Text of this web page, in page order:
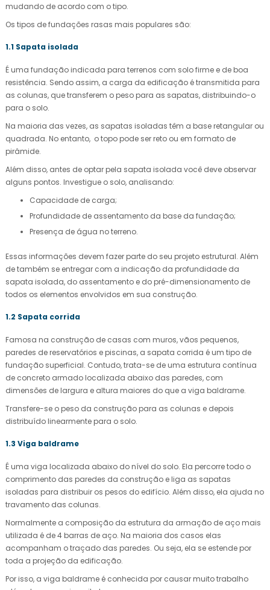
mudando de acordo com o tipo.
Os tipos de fundações rasas mais populares são:
1.1 Sapata isolada
É uma fundação indicada para terrenos com solo firme e de boa
resistência. Sendo assim, a carga da edificação é transmitida para
as colunas, que transferem o peso para as sapatas, distribuindo-o
para o solo.
Na maioria das vezes, as sapatas isoladas têm a base retangular ou
quadrada. No entanto, o topo pode ser reto ou em formato de
pirâmide.
Além disso, antes de optar pela sapata isolada você deve observar
alguns pontos. Investigue o solo, analisando:
Capacidade de carga;
Profundidade de assentamento da base da fundação;
Presença de água no terreno.
Essas informações devem fazer parte do seu projeto estrutural. Além
de também se entregar com a indicação da profundidade da
sapata isolada, do assentamento e do pré-dimensionamento de
todos os elementos envolvidos em sua construção.
1.2 Sapata corrida
Famosa na construção de casas com muros, vãos pequenos,
paredes de reservatórios e piscinas, a sapata corrida é um tipo de
fundação superficial. Contudo, trata-se de uma estrutura contínua
de concreto armado localizada abaixo das paredes, com
dimensões de largura e altura maiores do que a viga baldrame.
Transfere-se o peso da construção para as colunas e depois
distribuído linearmente para o solo.
1.3 Viga baldrame
É uma viga localizada abaixo do nível do solo. Ela percorre todo o
comprimento das paredes da construção e liga as sapatas
isoladas para distribuir os pesos do edifício. Além disso, ela ajuda no
travamento das colunas.
Normalmente a composição da estrutura da armação de aço mais
utilizada é de 4 barras de aço. Na maioria dos casos elas
acompanham o traçado das paredes. Ou seja, ela se estende por
toda a projeção da edificação.
Por isso, a viga baldrame é conhecida por causar muito trabalho